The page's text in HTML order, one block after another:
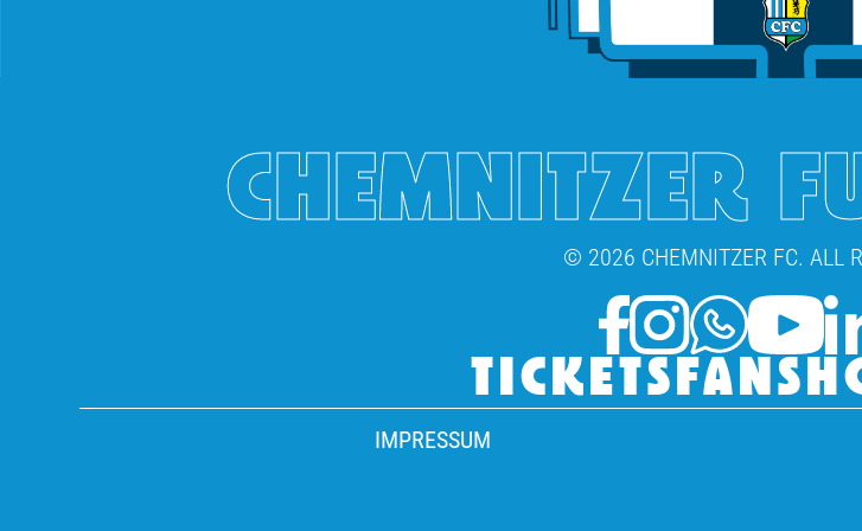
CHEMNITZER
© 2026 CHEMNITZER FC. ALL
TICKETS
IMPRESSUM